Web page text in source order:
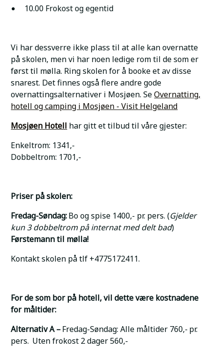
10.00 Frokost og egentid
Vi har dessverre ikke plass til at alle kan overnatte
på skolen, men vi har noen ledige rom til de som er
først til mølla. Ring skolen for å booke et av disse
snarest. Det finnes også flere andre gode
overnattingsalternativer i Mosjøen. SeOvernatting,
hotell og camping i Mosjøen - Visit Helgeland
Mosjøen Hotell har gitt et tilbud til våre gjester:
Enkeltrom: 1341,-
Dobbeltrom: 1701,-
Priser på skolen:
Fredag-Søndag:Bo og spise 1400,- pr. pers. (Gjelder
kun 3 dobbeltrom på internat med delt bad)
Førstemann til mølla!
Kontakt skolen på tlf +4775172411.
For de som bor på hotell, vil dette være kostnadene
for måltider:
Alternativ A –Fredag-Søndag: Alle måltider 760,- pr.
pers. Uten frokost 2 dager 560,-